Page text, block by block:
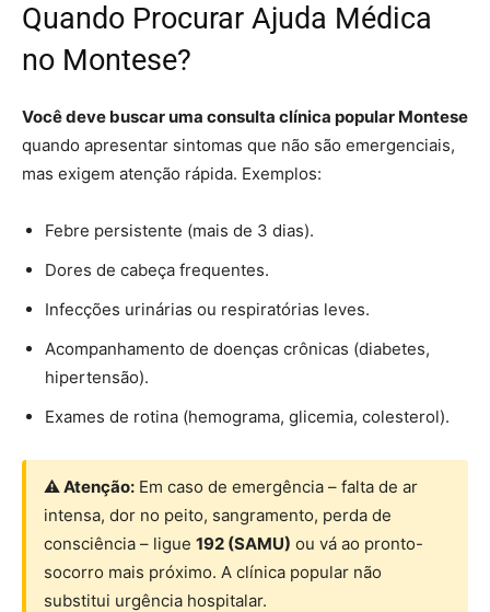
Quando Procurar Ajuda Médica
no Montese?
Você deve buscar uma consulta clínica popular Montese
quando apresentar sintomas que não são emergenciais,
mas exigem atenção rápida. Exemplos:
Febre persistente (mais de 3 dias).
Dores de cabeça frequentes.
Infecções urinárias ou respiratórias leves.
Acompanhamento de doenças crônicas (diabetes,
hipertensão).
Exames de rotina (hemograma, glicemia, colesterol).
⚠ Atenção: Em caso de emergência – falta de ar
intensa, dor no peito, sangramento, perda de
consciência – ligue 192 (SAMU) ou vá ao pronto-
socorro mais próximo. A clínica popular não
substitui urgência hospitalar.